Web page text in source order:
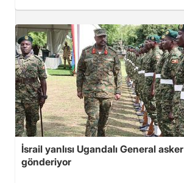
İsrail yanlısı Ugandalı General asker
gönderiyor